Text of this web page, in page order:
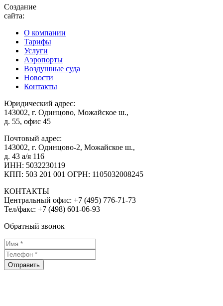
Создание
сайта:
О компании
Тарифы
Услуги
Аэропорты
Воздушные суда
Новости
Контакты
Юридический адрес:
143002, г. Одинцово, Можайское ш.,
д. 55, офис 45
Почтовый адрес:
143002, г. Одинцово-2, Можайское ш.,
д. 43 а/я 116
ИНН: 5032230119
КПП: 503 201 001 ОГРН: 1105032008245
КОНТАКТЫ
Центральный офис: +7 (495) 776-71-73
Тел/факс: +7 (498) 601-06-93
Обратный звонок